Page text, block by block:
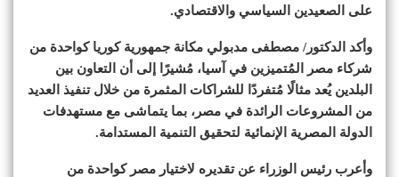
على الصعيدين السياسي والاقتصادي.
وأكد الدكتور/ مصطفى مدبولي مكانة جمهورية كوريا كواحدة من
شركاء مصر المُتميزين في آسيا، مُشيرًا إلى أن التعاون بين
البلدين يُعد مثالًا مُتفردًا للشراكات المثمرة من خلال تنفيذ العديد
من المشروعات الرائدة في مصر، بما يتماشى مع مستهدفات
الدولة المصرية الإنمائية لتحقيق التنمية المستدامة.
وأعرب رئيس الوزراء عن تقديره لاختيار مصر كواحدة من